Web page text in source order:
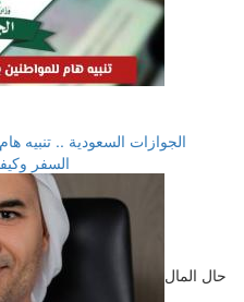
الجوازات السعودية .. تنبيه
السفر
حال المال